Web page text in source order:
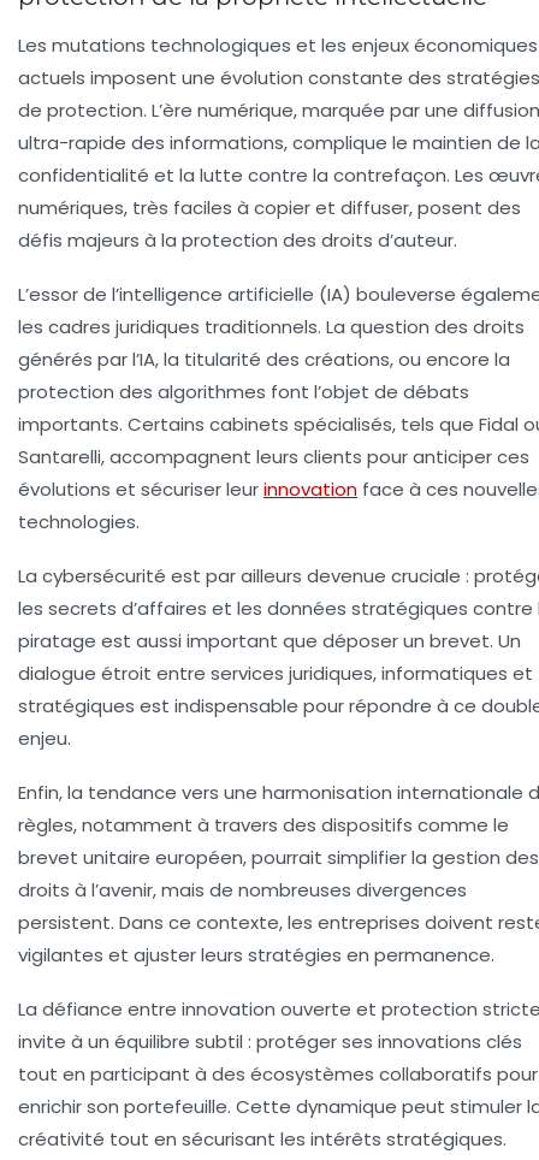
Les mutations technologiques et les enjeux économiques
actuels imposent une évolution constante des stratégies
de protection. L’ère numérique, marquée par une diffusion
ultra-rapide des informations, complique le maintien de
confidentialité et la lutte contre la contrefaçon. Les
numériques, très faciles à copier et diffuser, posent des
défis majeurs à la protection des droits d’auteur.
L’essor de l’intelligence artificielle (IA) bouleverse
les cadres juridiques traditionnels. La question des droits
générés par l’IA, la titularité des créations, ou encore la
protection des algorithmes font l’objet de débats
importants. Certains cabinets spécialisés, tels que Fidal
Santarelli, accompagnent leurs clients pour anticiper ces
évolutions et sécuriser leurinnovation face à ces
technologies.
La cybersécurité est par ailleurs devenue cruciale :
les secrets d’affaires et les données stratégiques contre
piratage est aussi important que déposer un brevet. Un
dialogue étroit entre services juridiques, informatiques et
stratégiques est indispensable pour répondre à ce
enjeu.
Enfin, la tendance vers une harmonisation internationale
règles, notamment à travers des dispositifs comme le
brevet unitaire européen, pourrait simplifier la gestion des
droits à l’avenir, mais de nombreuses divergences
persistent. Dans ce contexte, les entreprises doivent
vigilantes et ajuster leurs stratégies en permanence.
La défiance entre innovation ouverte et protection
invite à un équilibre subtil : protéger ses innovations clés
tout en participant à des écosystèmes collaboratifs pour
enrichir son portefeuille. Cette dynamique peut stimuler
créativité tout en sécurisant les intérêts stratégiques.